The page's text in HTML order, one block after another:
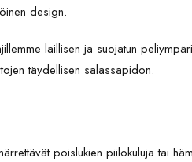
design.
laillisen ja suojatun
täydellisen salassapidon.
poislukien piilokuluja tai